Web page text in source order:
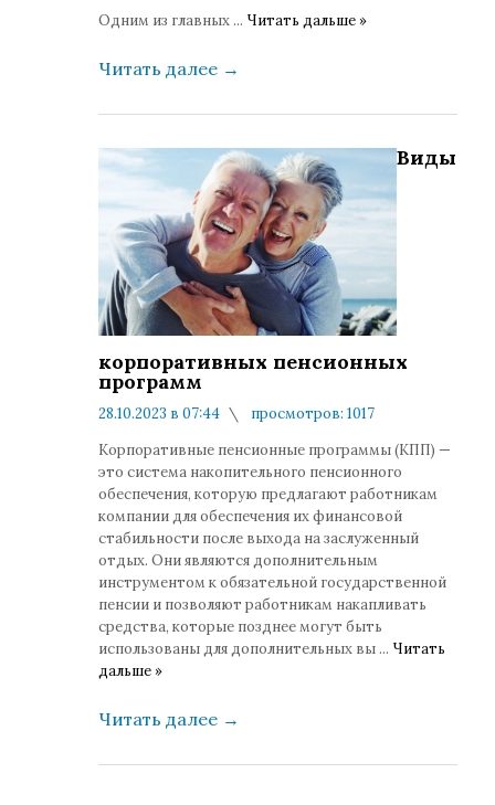
Одним из главных ... Читать дальше »
Читать далее →
Виды
корпоративных пенсионных
программ
28.10.2023 в 07:44
просмотров: 1017
Корпоративные пенсионные программы (КПП) —
это система накопительного пенсионного
обеспечения, которую предлагают работникам
компании для обеспечения их финансовой
стабильности после выхода на заслуженный
отдых. Они являются дополнительным
инструментом к обязательной государственной
пенсии и позволяют работникам накапливать
средства, которые позднее могут быть
использованы для дополнительных вы ... Читать
дальше »
Читать далее →